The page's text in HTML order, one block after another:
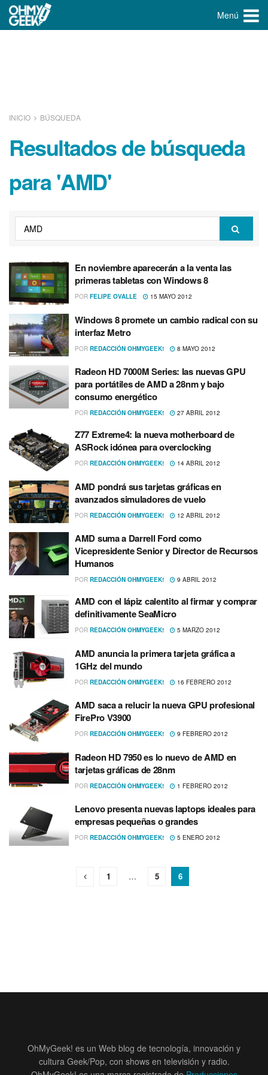
Menú
INICIO BÚSQUEDA
Resultados de búsqueda
para 'AMD'
En noviembre aparecerán a la venta las
primeras tabletas con Windows 8
POR FELIPE OVALLE 15 MAYO 2012
Windows 8 promete un cambio radical con su
interfaz Metro
POR REDACCIÓN OHMYGEEK! 8 MAYO 2012
Radeon HD 7000M Series: las nuevas GPU
para portátiles de AMD a 28nm y bajo
consumo energético
POR REDACCIÓN OHMYGEEK! 27 ABRIL 2012
Z77 Extreme4: la nueva motherboard de
ASRock idónea para overclocking
POR REDACCIÓN OHMYGEEK! 14 ABRIL 2012
AMD pondrá sus tarjetas gráficas en
avanzados simuladores de vuelo
POR REDACCIÓN OHMYGEEK! 12 ABRIL 2012
AMD suma a Darrell Ford como
Vicepresidente Senior y Director de Recursos
Humanos
POR REDACCIÓN OHMYGEEK! 9 ABRIL 2012
AMD con el lápiz calentito al firmar y comprar
definitivamente SeaMicro
POR REDACCIÓN OHMYGEEK! 5 MARZO 2012
AMD anuncia la primera tarjeta gráfica a
1GHz del mundo
POR REDACCIÓN OHMYGEEK! 16 FEBRERO 2012
AMD saca a relucir la nueva GPU profesional
FirePro V3900
POR REDACCIÓN OHMYGEEK! 9 FEBRERO 2012
Radeon HD 7950 es lo nuevo de AMD en
tarjetas gráficas de 28nm
POR REDACCIÓN OHMYGEEK! 1 FEBRERO 2012
Lenovo presenta nuevas laptops ideales para
empresas pequeñas o grandes
POR REDACCIÓN OHMYGEEK! 5 ENERO 2012
1 … 5 6
OhMyGeek! es un Web blog de tecnología, innovación y
cultura Geek/Pop, con shows en televisión y radio.